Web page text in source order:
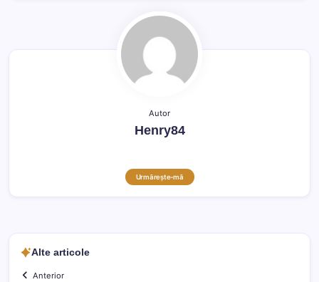
Autor
Henry84
Urmărește-mă
Alte articole
Anterior